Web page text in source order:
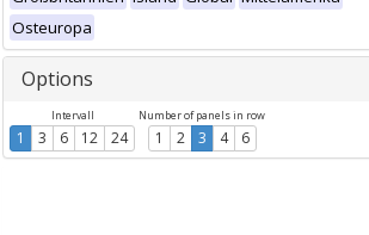
Osteuropa
Options
Intervall
1 3 6 12 24
Number of panels in row
1 2 3 4 6